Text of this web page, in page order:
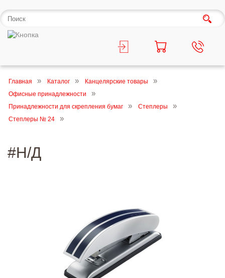
Главная Каталог
Канцелярские товары
Офисные принадлежности
Принадлежности для скрепления бумаг
Степлеры
Степлеры № 24
#Н/Д